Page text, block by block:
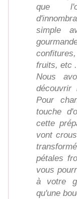
que
simple
fruits, etc
Nous
découvrir
Pour
touche
cette
vont
pétales
vous
à votre
qu'une